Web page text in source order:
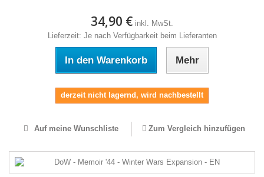
34,90 € inkl. MwSt.
Lieferzeit: Je nach Verfügbarkeit beim Lieferanten
In den Warenkorb Mehr
derzeit nicht lagernd, wird nachbestellt
Auf meine Wunschliste Zum Vergleich hinzufügen